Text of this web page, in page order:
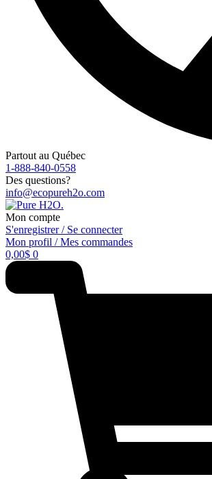
Partout au Québec
1-888-840-0558
Des questions?
info@ecopureh2o.com
Mon compte
S'enregistrer / Se connecter
Mon profil / Mes commandes
0,00$ 0